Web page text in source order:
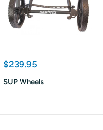
Prix
$239.95
SUP Wheels